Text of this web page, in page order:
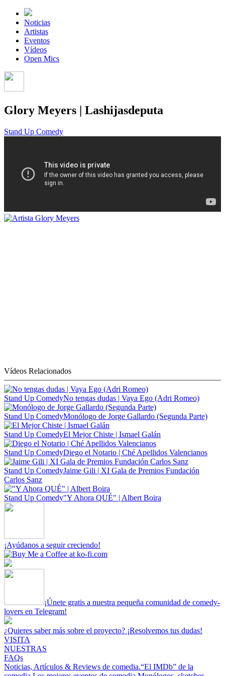
Noticias
Artistas
Eventos
Vídeos
Open Mics
Glory Meyers | Lashijasdeputa
Stand Up Comedy
Vídeos Relacionados
Stand Up ComedyNo tengas dudas | Vaya Ego (Adri Romeo)
Stand Up ComedyMonólogo de Jorge Gallardo (Segunda Parte)
Stand Up ComedyEl Mejor Chiste | Ismael Galán
Stand Up ComedyDiego el Notario | Ché Apellidos Valencianos
Stand Up ComedyJaime Gili | XI Gala de Premios Fundación
Carlos Sanz
Stand Up Comedy"Y Ahora QUÉ" | Albert Boira
¡Ayúdanos a seguir creciendo!
¡Únete gratis a nuestra pequeña comunidad de comedy-
lovers en Telegram!
¿Quieres saber más sobre el proyecto? ¡Resolvemos tus dudas!
VISITA
NUESTRAS
FAQs
Noticias, Artículos & Reviews de comedia.“El IMDb” de la